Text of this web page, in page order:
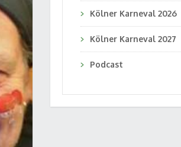
Kölner Karneval 2026
Kölner Karneval 2027
Podcast